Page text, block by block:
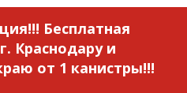
Бесплатная
Краснодару и
от 1 канистры!!!